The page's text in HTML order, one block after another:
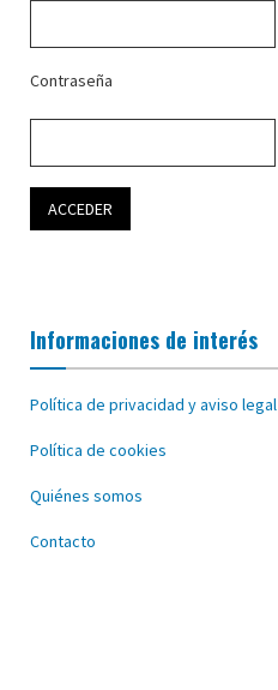
Contraseña
Informaciones de interés
Política de privacidad y aviso legal
Política de cookies
Quiénes somos
Contacto